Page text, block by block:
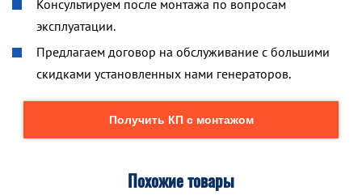
Консультируем после монтажа по вопросам
эксплуатации.
Предлагаем договор на обслуживание с большими
скидками установленных нами генераторов.
Получить КП с монтажом
Похожие товары